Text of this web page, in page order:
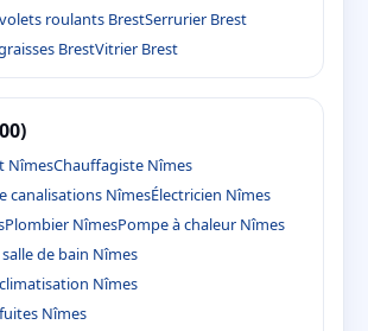
roulants BrestSerrurier Brest
BrestVitrier Brest
NîmesChauffagiste Nîmes
canalisations NîmesÉlectricien Nîmes
Plombier NîmesPompe à chaleur Nîmes
de bain Nîmes
Nîmes
Nîmes